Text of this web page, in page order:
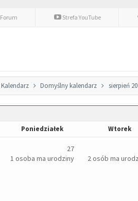
Forum Strefa YouTube
Kalendarz Domyślny kalendarz sierpień
Poniedziałek Wtorek
27
1 osoba ma urodziny
2 osób ma